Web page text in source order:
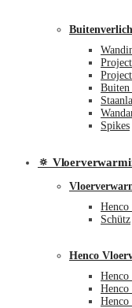
Buiten
Spikes
🔅
Schütz
Henco
Henco